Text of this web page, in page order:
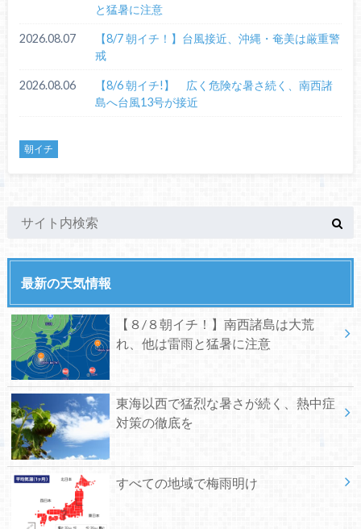
と猛暑に注意
2026.08.07
【8/7 朝イチ！】台風接近、沖縄・奄美は厳重警
戒
2026.08.06
【8/6 朝イチ!】 広く危険な暑さ続く、南西諸
島へ台風13号が接近
朝イチ
最新の天気情報
【８/８朝イチ！】南西諸島は大荒
れ、他は雷雨と猛暑に注意
東海以西で猛烈な暑さが続く、熱中症
対策の徹底を
すべての地域で梅雨明け